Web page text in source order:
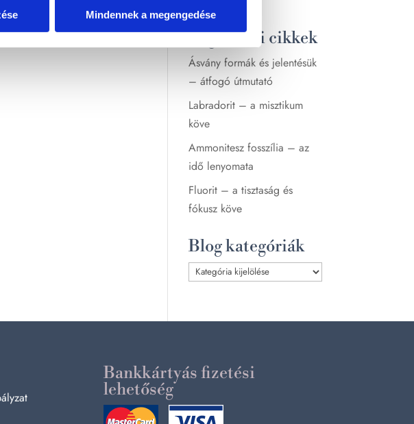
Mindennek a megengedése
Legutóbbi cikkek
Ásvány formák és jelentésük
– átfogó útmutató
Labradorit – a misztikum
köve
Ammonitesz fosszília – az
idő lenyomata
Fluorit – a tisztaság és
fókusz köve
Blog kategóriák
Blog
Bankkártyás fizetési
lehetőség